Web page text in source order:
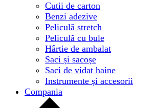
Cutii de carton
Benzi adezive
Peliculă stretch
Peliculă cu bule
Hârtie de ambalat
Saci și sacoșe
Saci de vidat haine
Instrumente și accesorii
Compania